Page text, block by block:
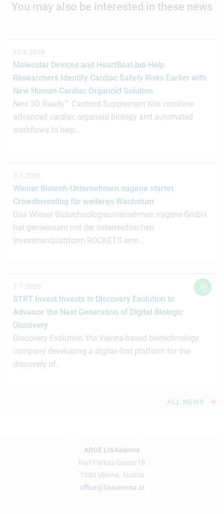
You may also be interested in these news
10.8.2026
Molecular Devices and HeartBeat.bio Help
Researchers Identify Cardiac Safety Risks Earlier with
New Human Cardiac Organoid Solution
New 3D Ready™ Cardioid Supplement Kits combine
advanced cardiac organoid biology and automated
workflows to help…
3.7.2026
Wiener Biotech-Unternehmen nagene startet
Crowdinvesting für weiteres Wachstum
Das Wiener Biotechnologieunternehmen nagene GmbH
hat gemeinsam mit der österreichischen
Investmentplattform ROCKETS eine…
1.7.2026
STRT Invest Invests in Discovery Evolution to
Advance the Next Generation of Digital Biologic
Discovery
Discovery Evolution, the Vienna-based biotechnology
company developing a digital-first platform for the
discovery of…
ALL NEWS
ARGE LISAvienna
Karl-Farkas-Gasse 18
1030 Vienna, Austria
office@lisavienna.at